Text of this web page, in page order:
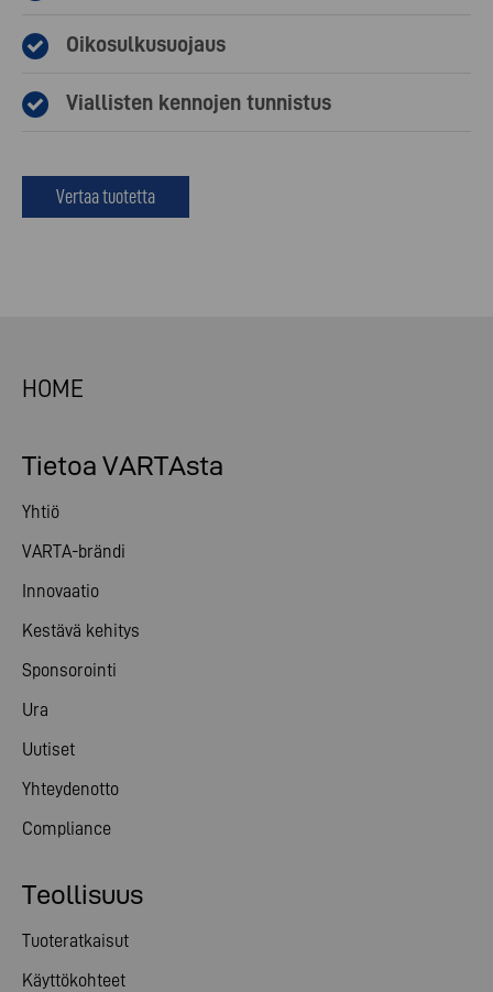
Oikosulkusuojaus
Viallisten kennojen tunnistus
Vertaa tuotetta
HOME
Tietoa VARTAsta
Yhtiö
VARTA-brändi
Innovaatio
Kestävä kehitys
Sponsorointi
Ura
Uutiset
Yhteydenotto
Compliance
Teollisuus
Tuoteratkaisut
Käyttökohteet